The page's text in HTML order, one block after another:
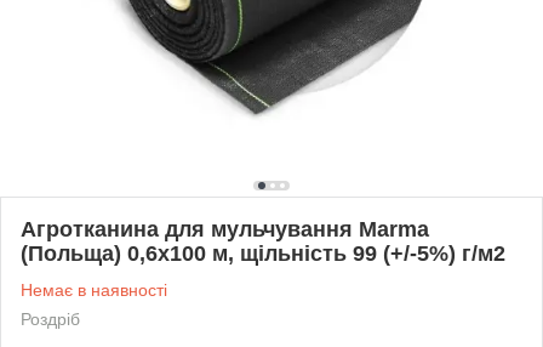
Агротканина для мульчування Marma
(Польща) 0,6х100 м, щільність 99 (+/-5%) г/м2
Немає в наявності
Роздріб